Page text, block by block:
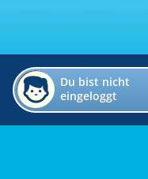
Du bist nicht
eingeloggt